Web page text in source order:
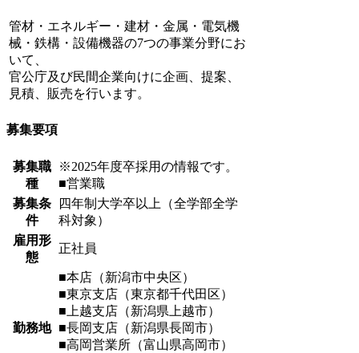
管材・エネルギー・建材・金属・電気機
械・鉄構・設備機器の7つの事業分野にお
いて、
官公庁及び民間企業向けに企画、提案、
見積、販売を行います。
募集要項
募集職
種
※2025年度卒採用の情報です。
■営業職
募集条
件
四年制大学卒以上（全学部全学
科対象）
雇用形
態
正社員
勤務地
■本店（新潟市中央区）
■東京支店（東京都千代田区）
■上越支店（新潟県上越市）
■長岡支店（新潟県長岡市）
■高岡営業所（富山県高岡市）